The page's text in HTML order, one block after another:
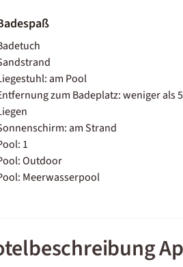
am Pool
zum Badeplatz: weniger als
am Strand
1
Outdoor
Meerwasserpool